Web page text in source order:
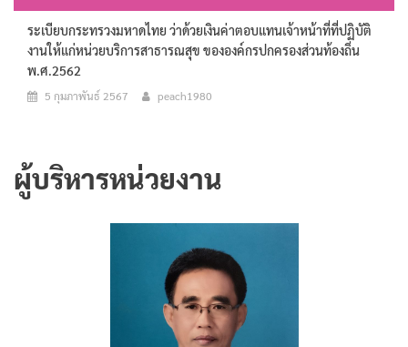
ระเบียบกระทรวงมหาดไทย ว่าด้วยเงินค่าตอบแทนเจ้าหน้าที่ที่ปฏิบัติ
งานให้แก่หน่วยบริการสาธารณสุข ขององค์กรปกครองส่วนท้องถิ่น
พ.ศ.2562
5 กุมภาพันธ์ 2567 peach1980
ผู้บริหารหน่วยงาน